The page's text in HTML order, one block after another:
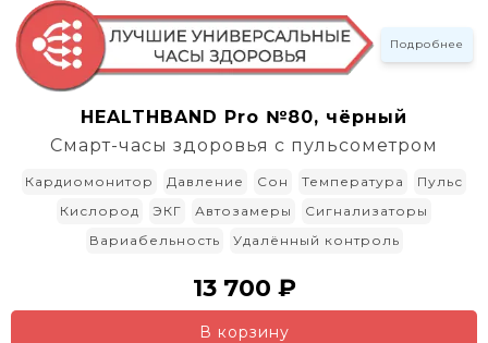
Подробнее
HEALTHBAND Pro №80, чёрный
Смарт-часы здоровья с пульсометром
Кардиомонитор Давление Сон Температура
Пульс
Кислород
ЭКГ Автозамеры
Сигнализаторы
Вариабельность
Удалённый контроль
13 700 ₽
В корзину